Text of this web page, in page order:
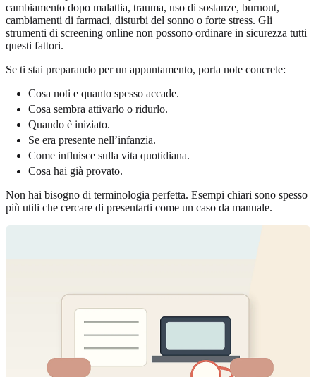
cambiamento dopo malattia, trauma, uso di sostanze, burnout,
cambiamenti di farmaci, disturbi del sonno o forte stress. Gli
strumenti di screening online non possono ordinare in sicurezza tutti
questi fattori.
Se ti stai preparando per un appuntamento, porta note concrete:
Cosa noti e quanto spesso accade.
Cosa sembra attivarlo o ridurlo.
Quando è iniziato.
Se era presente nell’infanzia.
Come influisce sulla vita quotidiana.
Cosa hai già provato.
Non hai bisogno di terminologia perfetta. Esempi chiari sono spesso
più utili che cercare di presentarti come un caso da manuale.